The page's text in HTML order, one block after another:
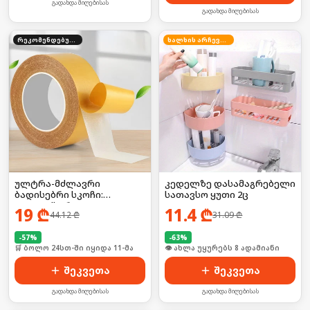
გადახდა მიღებისას
გადახდა მიღებისას
რეკომენდებული
ულტრა-მძლავრი
ბადისებრი სკოჩი:
დააფიქსირე
ხალიჩებიდან დაწყებული,
დამთავრებული! 🦍💥
19 ₾44.12₾
-57%
🛒 ბოლო 24სთ-ში იყიდა 11-მა
შეკვეთა
გადახდა მიღებისას
ხალხის არჩევანი
კედელზე დასამაგრებელი
სათავსო ყუთი 2ც
11.4₾31.09₾
-63%
🛒 ბოლო 24სთ-ში იყიდა 16-მა
შეკვეთა
გადახდა მიღებისას